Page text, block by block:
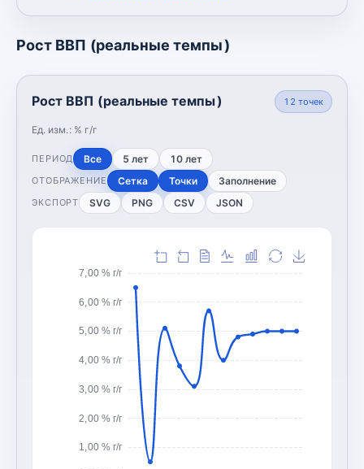
Рост ВВП (реальные темпы)
Рост ВВП (реальные темпы)
Ед. изм.: % г/г
12 точек
ПЕРИОД Все 5 лет 10 лет
ОТОБРАЖЕНИЕ Сетка Точки Заполнение
ЭКСПОРТ SVG PNG CSV JSON
1,00 % г/г
2,00 % г/г
3,00 % г/г
4,00 % г/г
5,00 % г/г
6,00 % г/г
7,00 % г/г